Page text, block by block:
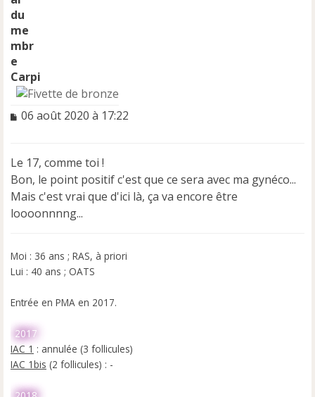
Carpi
M
a
g
e
n
o
u
06 août 2020 à 17:22
Le 17, comme toi !
Bon, le point positif c'est que ce sera avec ma gynéco...
Mais c'est vrai que d'ici là, ça va encore être
loooonnnng...
Moi : 36 ans ; RAS, à priori
Lui : 40 ans ; OATS
Entrée en PMA en 2017.
2017
IAC 1 : annulée (3 follicules)
IAC 1bis (2 follicules) : -